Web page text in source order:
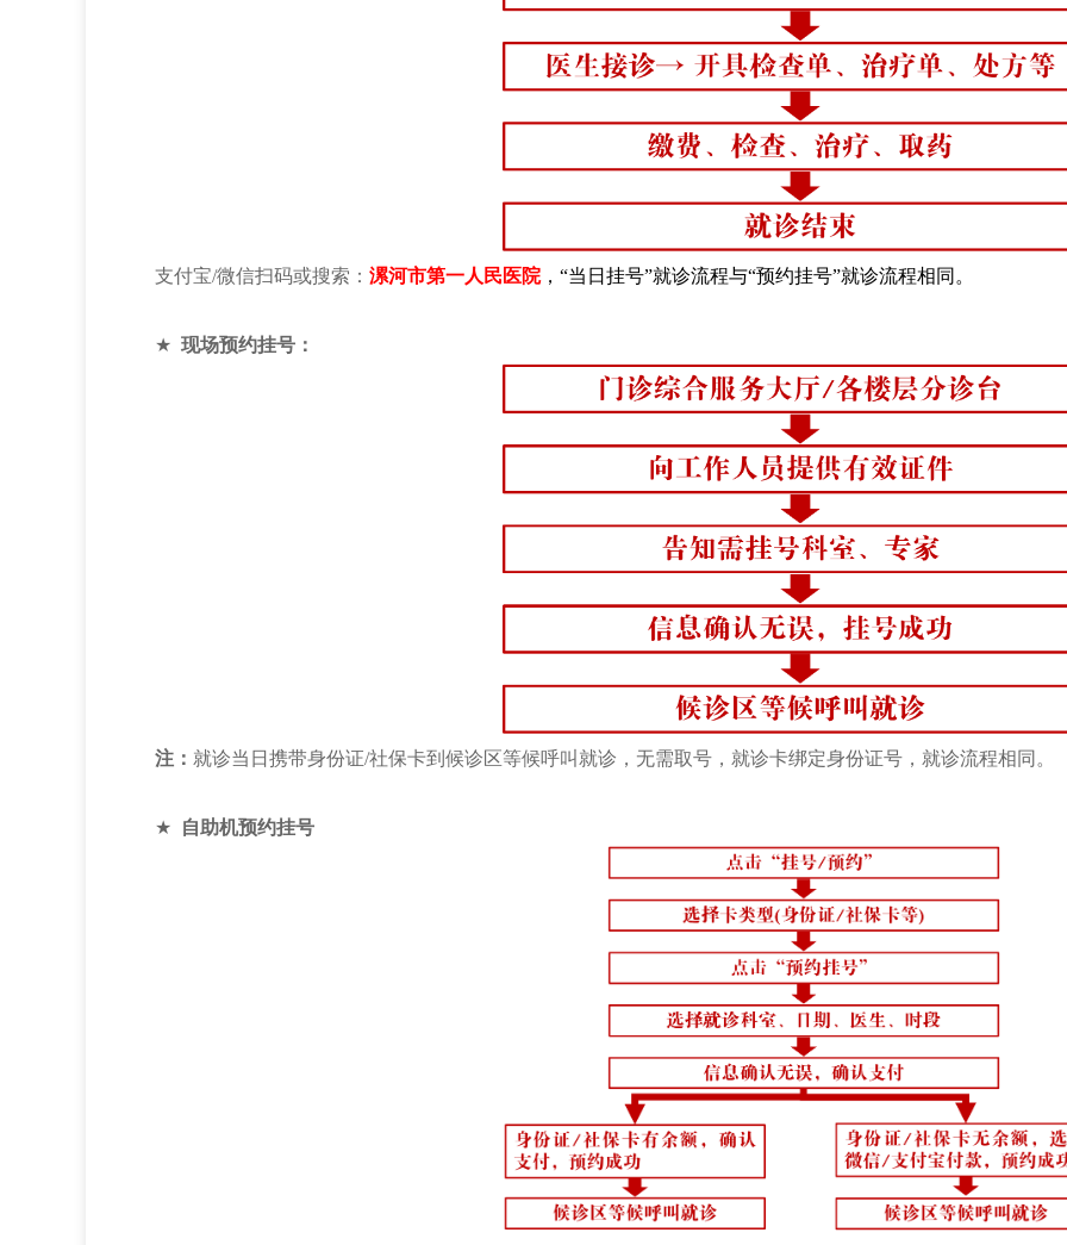
支付宝/微信扫码或搜索： 漯河市第一人民医院， “当日挂号”就诊流程与“预约挂号”就诊流程相同。
★ 现场预约挂号：
注： 就诊当日携带身份证/社保卡到候诊区等候呼叫就诊，无需取号，就诊卡绑定身份证号，就诊流程相同。
★ 自助机预约挂号